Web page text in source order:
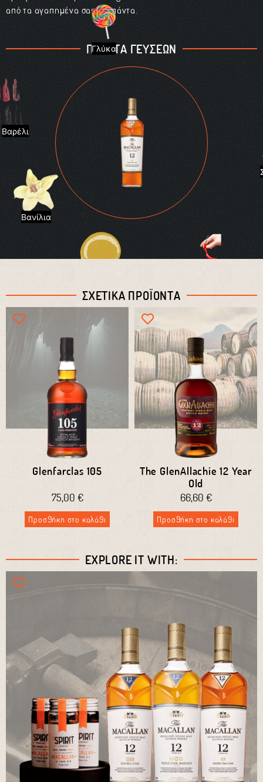
από τα αγαπημένα σας για πάντα.
ΠΑΛΕΤΑ ΓΕΥΣΕΩΝ
Βανίλια
Βαρέλι
Γλύκα
ΣΧΕΤΙΚΑ ΠΡΟΪΟΝΤΑ
Glenfarclas 105
75,00 €
Προσθήκη στο καλάθι
The GlenAllachie 12 Year
Old
66,60 €
Προσθήκη στο καλάθι
EXPLORE IT WITH: